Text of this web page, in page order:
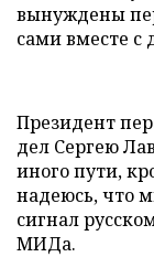
вынуждены
сами вместе с
Президент
дел Сергею
иного пути,
надеюсь, что
сигнал
МИДа.